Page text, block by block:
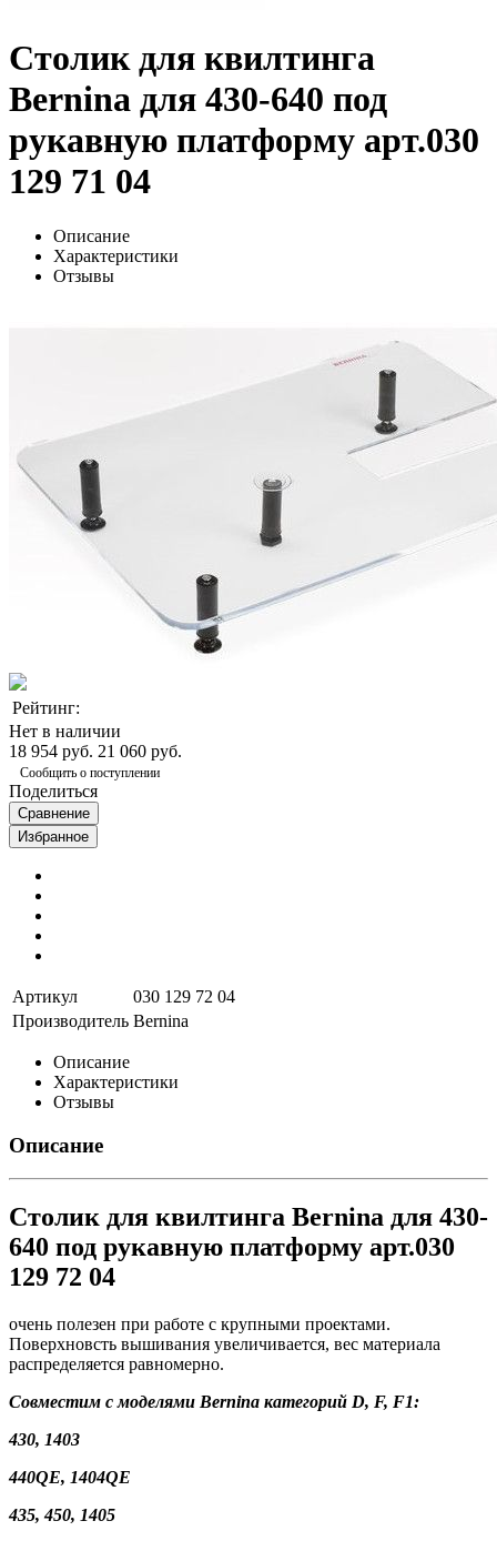
Столик для квилтинга
Bernina для 430-640 под
рукавную платформу арт.030
129 71 04
Описание
Характеристики
Отзывы
Рейтинг:
Нет в наличии
18 954 руб. 21 060 руб.
Сообщить о поступлении
Поделиться
Сравнение
Избранное
Артикул
030 129 72 04
Производитель Bernina
Описание
Характеристики
Отзывы
Описание
Столик для квилтинга Bernina для 430-
640 под рукавную платформу арт.030
129 72 04
очень полезен при работе с крупными проектами.
Поверхновсть вышивания увеличивается, вес материала
распределяется равномерно.
Совместим с моделями Bernina категорий D, F, F1:
430, 1403
440QE, 1404QE
435, 450, 1405